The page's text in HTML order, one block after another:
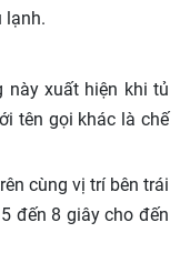
lạnh.
này xuất hiện khi tủ
tên gọi khác là chế
cùng vị trí bên trái
đến 8 giây cho đến